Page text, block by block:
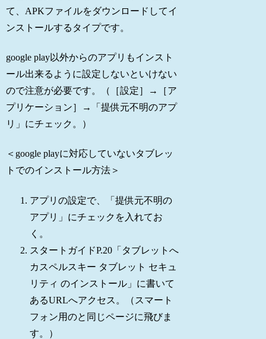
て、APKファイルをダウンロードしてイ
ンストールするタイプです。
google play以外からのアプリもインスト
ール出来るように設定しないといけない
ので注意が必要です。（［設定］→［ア
プリケーション］→「提供元不明のアプ
リ」にチェック。）
＜google playに対応していないタブレッ
トでのインストール方法＞
アプリの設定で、「提供元不明の
アプリ」にチェックを入れてお
く。
スタートガイドP.20「タブレットへ
カスペルスキー タブレット セキュ
リティ のインストール」に書いて
あるURLへアクセス。（スマート
フォン用のと同じページに飛びま
す。）